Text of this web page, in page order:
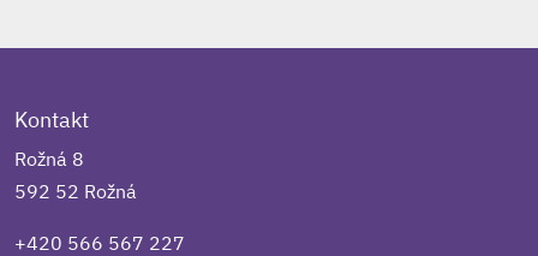
Kontakt
Rožná 8
592 52 Rožná
+420 566 567 227